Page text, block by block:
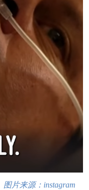
图片来源：instagram